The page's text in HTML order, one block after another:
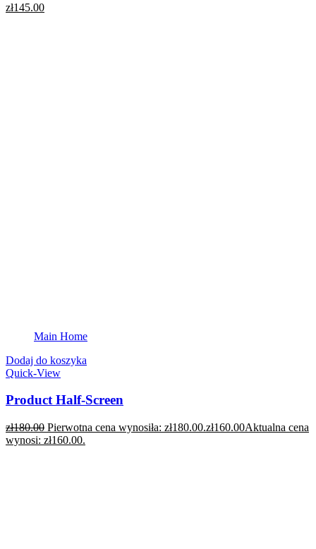
zł145.00
Main Home
Dodaj do koszyka
Quick-View
Product Half-Screen
zł180.00 Pierwotna cena wynosiła: zł180.00.zł160.00Aktualna cena
wynosi: zł160.00.